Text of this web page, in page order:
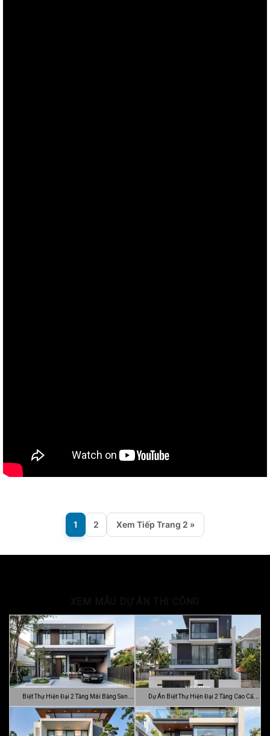
1 2 Xem Tiếp Trang 2 »
Biệt Thự Hiện Đại 2 Tầng Mái Bằng Sang Dự Án Biệt Thự Hiện Đại 2 Tầng Cao Cấp
Đ…